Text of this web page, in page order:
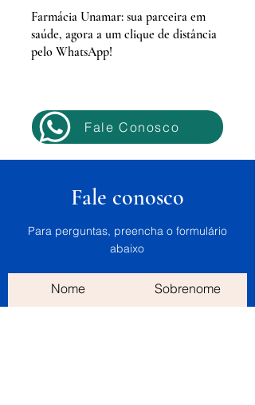
Farmácia Unamar: sua parceira em
saúde, agora a um clique de distância
pelo WhatsApp!
Fale Conosco
Fale conosco
Para perguntas, preencha o formulário
abaixo
Nome Sobrenome